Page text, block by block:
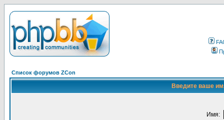
Список форумов ZCon
Введите ваше
Имя: